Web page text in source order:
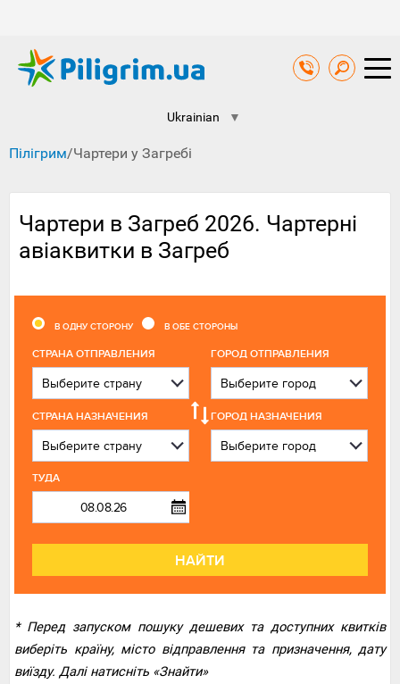
Ukrainian ▼
Пілігрим/Чартери у Загребі
Чартери в Загреб 2026. Чартерні
авіаквитки в Загреб
В ОДНУ СТОРОНУ В ОБЕ СТОРОНЫ
CТРАНА ОТПРАВЛЕНИЯ ГОРОД ОТПРАВЛЕНИЯ
СТРАНА НАЗНАЧЕНИЯ ГОРОД НАЗНАЧЕНИЯ
ТУДА
НАЙТИ
* Перед запуском пошуку дешевих та доступних квитків
виберіть країну, місто відправлення та призначення, дату
виїзду. Далі натисніть «Знайти»